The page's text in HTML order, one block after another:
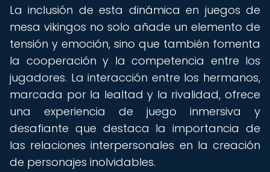
La inclusión de esta dinámica en juegos de
mesa vikingos no solo añade un elemento de
tensión y emoción, sino que también fomenta
la cooperación y la competencia entre los
jugadores. La interacción entre los hermanos,
marcada por la lealtad y la rivalidad, ofrece
una experiencia de juego inmersiva y
desafiante que destaca la importancia de
las relaciones interpersonales en la creación
de personajes inolvidables.